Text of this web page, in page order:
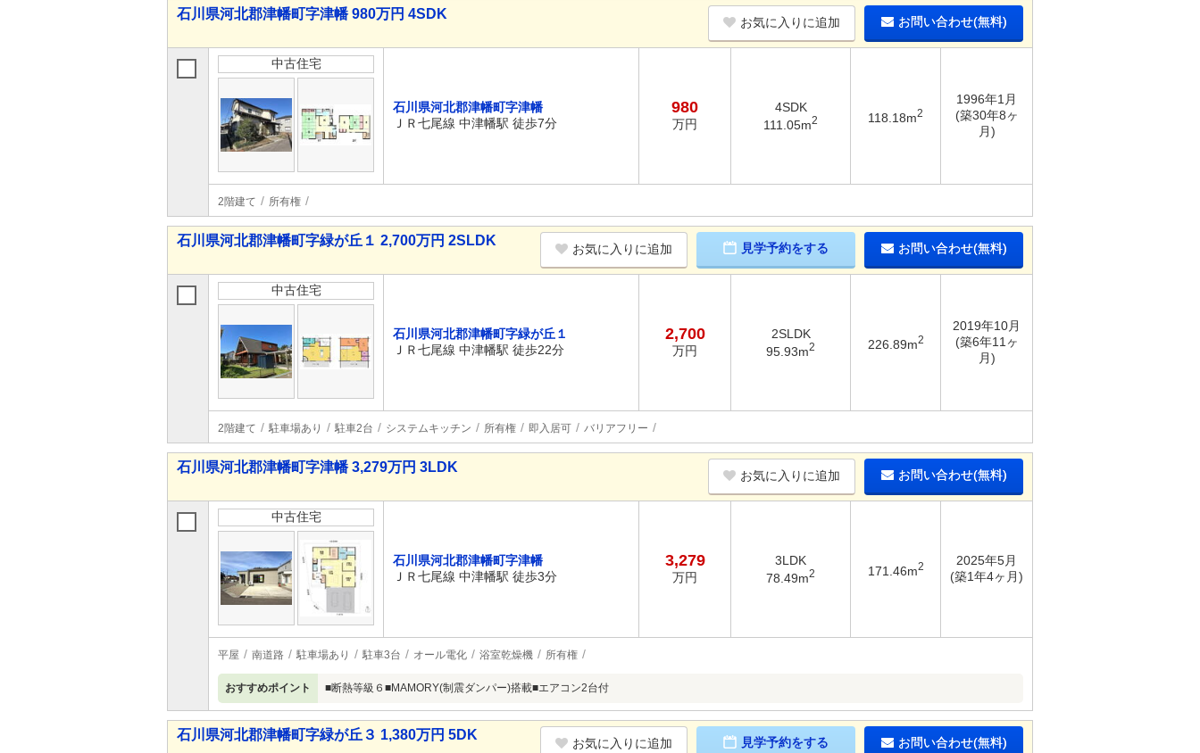
石川県河北郡津幡町字津幡 980万円 4SDK
お気に入りに追加 お問い合わせ(無料)
中古住宅
石川県河北郡津幡町字津幡
ＪＲ七尾線 中津幡駅 徒歩7分
980
万円
4SDK
111.05m2 118.18m2
1996年1月
(築30年8ヶ
月)
2階建て 所有権
石川県河北郡津幡町字緑が丘１ 2,700万円 2SLDK
お気に入りに追加 見学予約をする お問い合わせ(無料)
中古住宅
石川県河北郡津幡町字緑が丘１
ＪＲ七尾線 中津幡駅 徒歩22分
2,700
万円
2SLDK
95.93m2 226.89m2
2019年10月
(築6年11ヶ
月)
2階建て 駐車場あり 駐車2台 システムキッチン 所有権 即入居可 バリアフリー
石川県河北郡津幡町字津幡 3,279万円 3LDK
お気に入りに追加 お問い合わせ(無料)
中古住宅
石川県河北郡津幡町字津幡
ＪＲ七尾線 中津幡駅 徒歩3分
3,279
万円
3LDK
78.49m2 171.46m2
2025年5月
(築1年4ヶ月)
平屋 南道路 駐車場あり 駐車3台 オール電化 浴室乾燥機 所有権
おすすめポイント ■断熱等級６■MAMORY(制震ダンパー)搭載■エアコン2台付
石川県河北郡津幡町字緑が丘３ 1,380万円 5DK
お気に入りに追加 見学予約をする お問い合わせ(無料)